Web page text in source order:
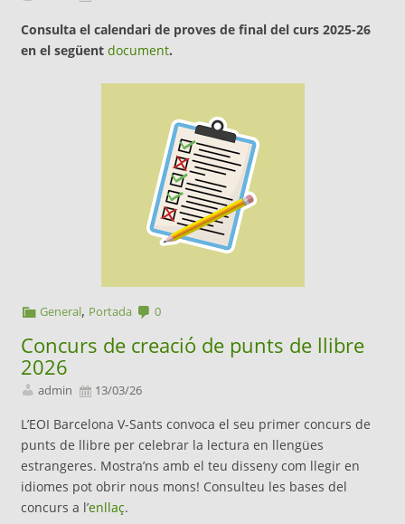
Consulta el calendari de proves de final del curs 2025-26
en el següent document.
General, Portada 0
Concurs de creació de punts de llibre
2026
admin 13/03/26
L’EOI Barcelona V-Sants convoca el seu primer concurs de
punts de llibre per celebrar la lectura en llengües
estrangeres. Mostra’ns amb el teu disseny com llegir en
idiomes pot obrir nous mons! Consulteu les bases del
concurs a l’enllaç.